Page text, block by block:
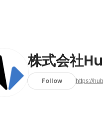
株式会社
Follow https://